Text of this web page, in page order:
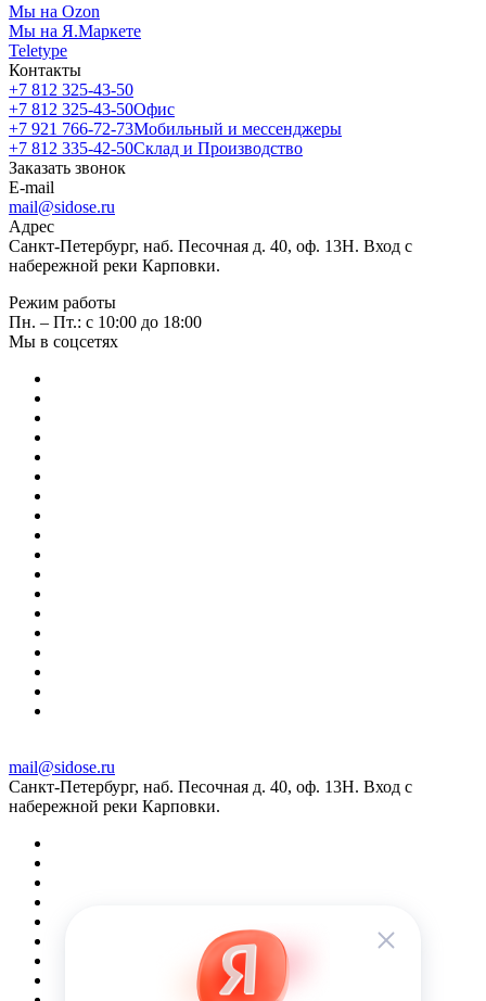
Мы на Ozon
Мы на Я.Маркете
Teletype
Контакты
+7 812 325-43-50
+7 812 325-43-50Офис
+7 921 766-72-73Мобильный и мессенджеры
+7 812 335-42-50Склад и Производство
Заказать звонок
E-mail
mail@sidose.ru
Адрес
Санкт-Петербург, наб. Песочная д. 40, оф. 13Н. Вход с
набережной реки Карповки.
Режим работы
Пн. – Пт.: с 10:00 до 18:00
Мы в соцсетях
mail@sidose.ru
Санкт-Петербург, наб. Песочная д. 40, оф. 13Н. Вход с
набережной реки Карповки.